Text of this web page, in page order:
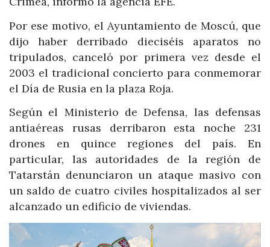
Por ese motivo, el Ayuntamiento de Moscú, que
dijo haber derribado dieciséis aparatos no
tripulados, canceló por primera vez desde el
2003 el tradicional concierto para conmemorar
el Día de Rusia en la plaza Roja.
Según el Ministerio de Defensa, las defensas
antiaéreas rusas derribaron esta noche 231
drones en quince regiones del país. En
particular, las autoridades de la región de
Tatarstán denunciaron un ataque masivo con
un saldo de cuatro civiles hospitalizados al ser
alcanzado un edificio de viviendas.